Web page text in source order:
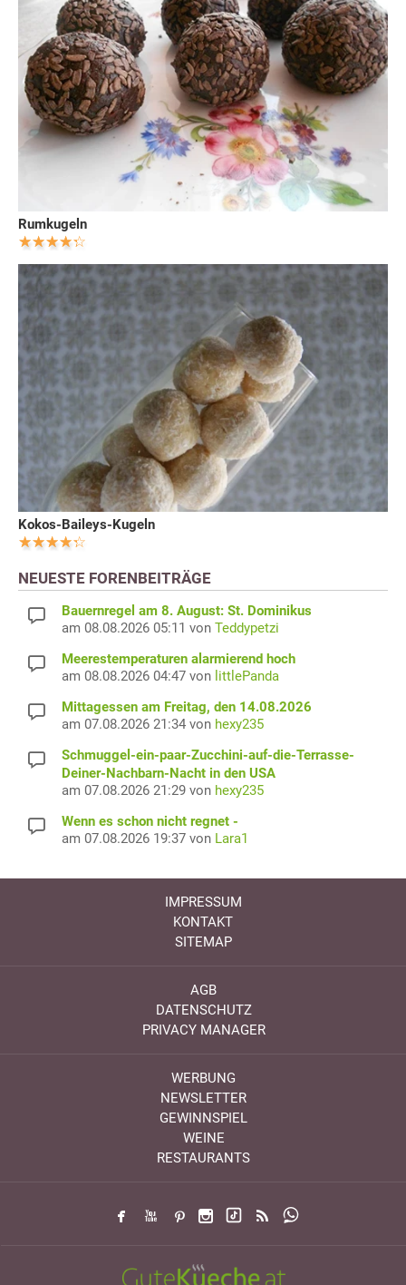
Rumkugeln
Kokos-Baileys-Kugeln
NEUESTE FORENBEITRÄGE
Bauernregel am 8. August: St. Dominikus
am 08.08.2026 05:11 von Teddypetzi
Meerestemperaturen alarmierend hoch
am 08.08.2026 04:47 von littlePanda
Mittagessen am Freitag, den 14.08.2026
am 07.08.2026 21:34 von hexy235
Schmuggel-ein-paar-Zucchini-auf-die-Terrasse-
Deiner-Nachbarn-Nacht in den USA
am 07.08.2026 21:29 von hexy235
Wenn es schon nicht regnet -
am 07.08.2026 19:37 von Lara1
IMPRESSUM
KONTAKT
SITEMAP
AGB
DATENSCHUTZ
PRIVACY MANAGER
WERBUNG
NEWSLETTER
GEWINNSPIEL
WEINE
RESTAURANTS